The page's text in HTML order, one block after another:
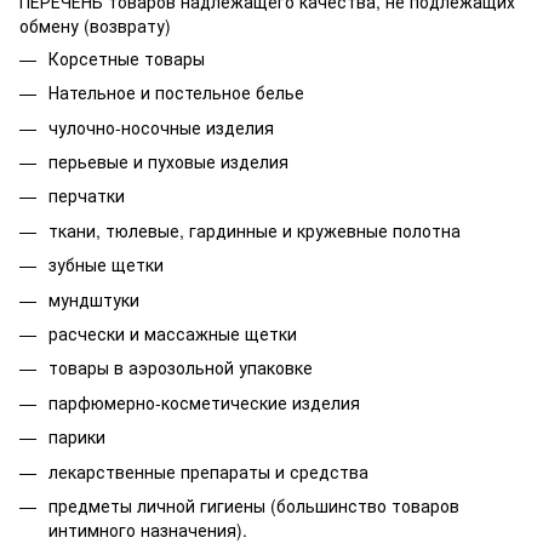
обмену (возврату)
Корсетные товары
Нательное и постельное белье
чулочно-носочные изделия
перьевые и пуховые изделия
перчатки
ткани, тюлевые, гардинные и кружевные полотна
зубные щетки
мундштуки
расчески и массажные щетки
товары в аэрозольной упаковке
парфюмерно-косметические изделия
парики
лекарственные препараты и средства
предметы личной гигиены (большинство товаров
интимного назначения).